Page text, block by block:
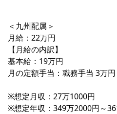
＜九州配属＞
月給：22万円
【月給の内訳】
基本給：19万円
月の定額手当：職務手当 3万円
※想定月収：27万1000円
※想定年収：349万2000円～